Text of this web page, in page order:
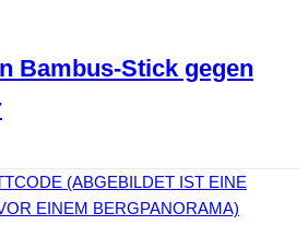
Bambus-Stick gegen